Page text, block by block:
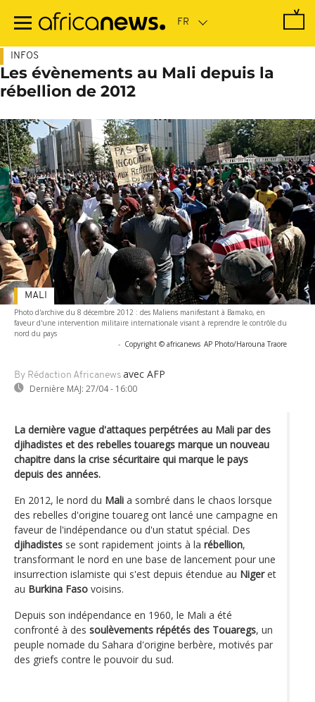
contenu
INFOS
Les évènements au Mali depuis la
rébellion de 2012
Photo d'archive du 8 décembre 2012 : des Maliens manifestant à Bamako, en
faveur d'une intervention militaire internationale visant à reprendre le contrôle du
nord du pays
- Copyright © africanews AP Photo/Harouna Traore
By Rédaction Africanews avec AFP
Dernière MAJ: 27/04 - 16:00
MALI
La dernière vague d'attaques perpétrées au Mali par des
djihadistes et des rebelles touaregs marque un nouveau
chapitre dans la crise sécuritaire qui marque le pays
depuis des années.
En 2012, le nord du Mali a sombré dans le chaos lorsque
des rebelles d'origine touareg ont lancé une campagne en
faveur de l'indépendance ou d'un statut spécial. Des
djihadistes se sont rapidement joints à la rébellion,
transformant le nord en une base de lancement pour une
insurrection islamiste qui s'est depuis étendue au Nigeret
au Burkina Faso voisins.
Depuis son indépendance en 1960, le Mali a été
confronté à des soulèvements répétés des Touaregs, un
peuple nomade du Sahara d'origine berbère, motivés par
des griefs contre le pouvoir du sud.